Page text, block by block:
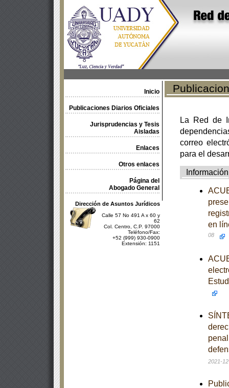
Inicio
Publicaciones Diarios Oficiales
Jurisprudencias y Tesis
Aisladas
Enlaces
Otros enlaces
Página del
Abogado General
Dirección de Asuntos Jurídicos
Calle 57 No 491 A x 60 y
62
Col. Centro, C.P. 97000
Teléfono/Fax:
+52 (999) 930-0900
Extensión: 1151
La Red de
correo
para el
Información
en
08
2021-